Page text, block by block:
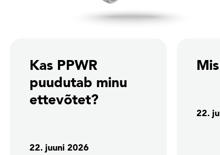
Kas PPWR
puudutab minu
ettevõtet?
22. juuni 2026
22.